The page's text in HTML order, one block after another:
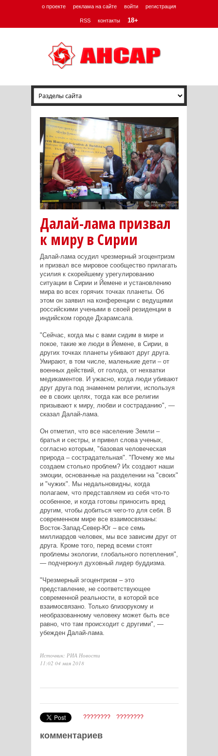
о проекте реклама на сайте войти регистрация
RSS контакты 18+
Далай-лама призвал
к миру в Сирии
Далай-лама осудил чрезмерный эгоцентризм
и призвал все мировое сообщество прилагать
усилия к скорейшему урегулированию
ситуации в Сирии и Йемене и установлению
мира во всех горячих точках планеты. Об
этом он заявил на конференции с ведущими
российскими учеными в своей резиденции в
индийском городе Дхарамсала.
"Сейчас, когда мы с вами сидим в мире и
покое, такие же люди в Йемене, в Сирии, в
других точках планеты убивают друг друга.
Умирают, в том числе, маленькие дети – от
военных действий, от голода, от нехватки
медикаментов. И ужасно, когда люди убивают
друг друга под знаменем религии, используя
ее в своих целях, тогда как все религии
призывают к миру, любви и состраданию", —
сказал Далай-лама.
Он отметил, что все население Земли –
братья и сестры, и привел слова ученых,
согласно которым, "базовая человеческая
природа – сострадательная". "Почему же мы
создаем столько проблем? Их создают наши
эмоции, основанные на разделении на "своих"
и "чужих". Мы недальновидны, когда
полагаем, что представляем из себя что-то
особенное, и когда готовы приносить вред
другим, чтобы добиться чего-то для себя. В
современном мире все взаимосвязаны:
Восток-Запад-Север-Юг – все семь
миллиардов человек, мы все зависим друг от
друга. Кроме того, перед всеми стоят
проблемы экологии, глобального потепления",
— подчеркнул духовный лидер буддизма.
"Чрезмерный эгоцентризм – это
представление, не соответствующее
современной реальности, в которой все
взаимосвязано. Только близорукому и
необразованному человеку может быть все
равно, что там происходит с другими", —
убежден Далай-лама.
Источник: РИА Новости
11:02 04 мая 2018
???????? ????????
комментариев